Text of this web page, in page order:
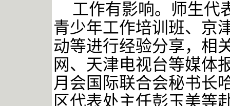
工作有影响。师生代
青少年工作培训班、京
动等进行经验分享，相
网、天津电视台等媒体
月会国际联合会秘书长
区代表处主任彭玉美等